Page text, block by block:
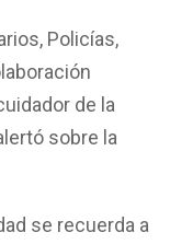
Policías,
de la
sobre la
se recuerda a